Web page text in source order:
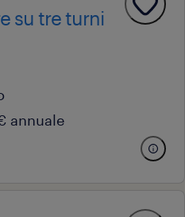
su tre turni
annuale